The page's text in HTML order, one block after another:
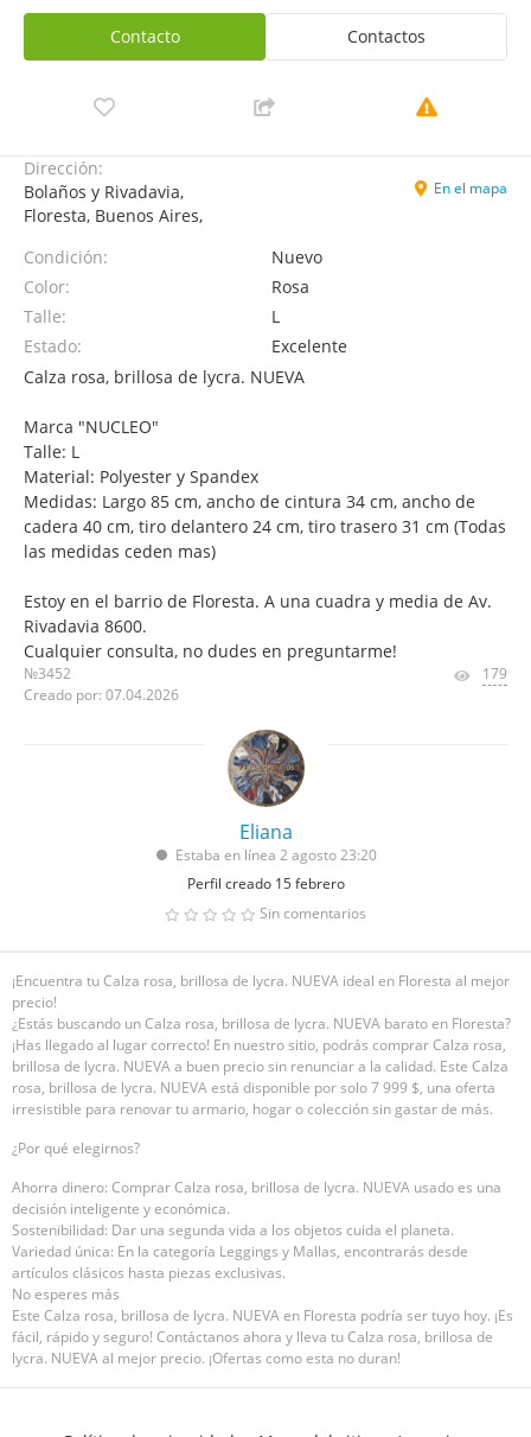
Contacto Contactos
Dirección:
Bolaños y Rivadavia,
Floresta, Buenos Aires,
En el mapa
Condición:
Nuevo
Color:
Rosa
Talle:
L
Estado:
Excelente
Calza rosa, brillosa de lycra. NUEVA
Marca "NUCLEO"
Talle: L
Material: Polyester y Spandex
Medidas: Largo 85 cm, ancho de cintura 34 cm, ancho de
cadera 40 cm, tiro delantero 24 cm, tiro trasero 31 cm (Todas
las medidas ceden mas)
Estoy en el barrio de Floresta. A una cuadra y media de Av.
Rivadavia 8600.
Cualquier consulta, no dudes en preguntarme!
№3452
Creado por: 07.04.2026
179
Eliana
Estaba en línea 2 agosto 23:20
Perfil creado 15 febrero
Sin comentarios
¡Encuentra tu Calza rosa, brillosa de lycra. NUEVA ideal en Floresta al mejor
precio!
¿Estás buscando un Calza rosa, brillosa de lycra. NUEVA barato en Floresta?
¡Has llegado al lugar correcto! En nuestro sitio, podrás comprar Calza rosa,
brillosa de lycra. NUEVA a buen precio sin renunciar a la calidad. Este Calza
rosa, brillosa de lycra. NUEVA está disponible por solo 7 999 $, una oferta
irresistible para renovar tu armario, hogar o colección sin gastar de más.
¿Por qué elegirnos?
Ahorra dinero: Comprar Calza rosa, brillosa de lycra. NUEVA usado es una
decisión inteligente y económica.
Sostenibilidad: Dar una segunda vida a los objetos cuida el planeta.
Variedad única: En la categoría Leggings y Mallas, encontrarás desde
artículos clásicos hasta piezas exclusivas.
No esperes más
Este Calza rosa, brillosa de lycra. NUEVA en Floresta podría ser tuyo hoy. ¡Es
fácil, rápido y seguro! Contáctanos ahora y lleva tu Calza rosa, brillosa de
lycra. NUEVA al mejor precio. ¡Ofertas como esta no duran!